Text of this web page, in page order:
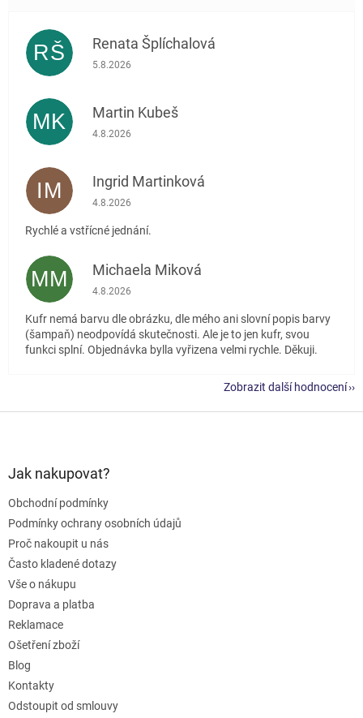
RŠ Renata Šplíchalová
Hodnocení obchodu je 5 z 5 hvězdiček.
5.8.2026
MK Martin Kubeš
Hodnocení obchodu je 5 z 5 hvězdiček.
4.8.2026
IM Ingrid Martinková
Hodnocení obchodu je 5 z 5 hvězdiček.
4.8.2026
Rychlé a vstřícné jednání.
MM Michaela Miková
Hodnocení obchodu je 5 z 5 hvězdiček.
4.8.2026
Kufr nemá barvu dle obrázku, dle mého ani slovní popis barvy
(šampaň) neodpovídá skutečnosti. Ale je to jen kufr, svou
funkci splní. Objednávka bylla vyřizena velmi rychle. Děkuji.
Zobrazit další hodnocení
Jak nakupovat?
Obchodní podmínky
Podmínky ochrany osobních údajů
Proč nakoupit u nás
Často kladené dotazy
Vše o nákupu
Doprava a platba
Reklamace
Ošetření zboží
Blog
Kontakty
Odstoupit od smlouvy